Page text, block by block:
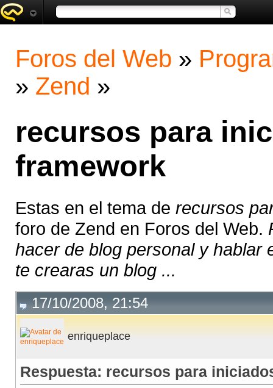
Foros del Web »
» Zend »
recursos para
framework
Estas en el tema de recursos
foro de Zend en Foros del Web.
hacer de blog personal y hablar
te crearas un blog ...
17/10/2008, 21:54
enriqueplace
Respuesta: recursos para